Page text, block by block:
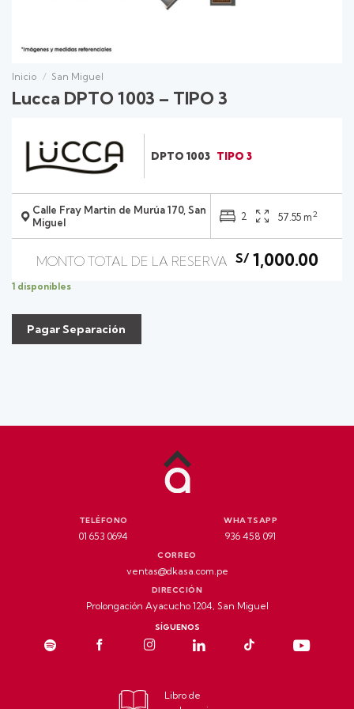
Inicio / San Miguel
Lucca DPTO 1003 – TIPO 3
DPTO 1003 TIPO 3
Calle Fray Martin de Murúa 170, San
Miguel
2 57.55 m2
S/1,000.00
1 disponibles
Pagar Separación
TELÉFONO
01 653 0694
WHATSAPP
936 458 091
CORREO
ventas@dkasa.com.pe
DIRECCIÓN
Prolongación Ayacucho 1204, San Miguel
SÍGUENOS
Libro de